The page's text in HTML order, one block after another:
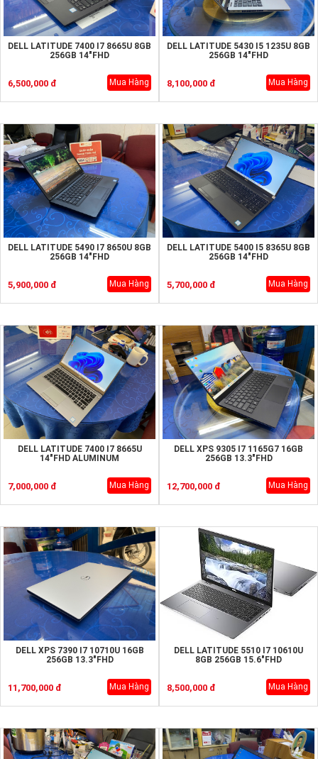
DELL LATITUDE 7400 I7 8665U 8GB
256GB 14"FHD
6,500,000 đ Mua Hàng
DELL LATITUDE 5430 I5 1235U 8GB
256GB 14"FHD
8,100,000 đ Mua Hàng
DELL LATITUDE 5490 I7 8650U 8GB
256GB 14"FHD
5,900,000 đ Mua Hàng
DELL LATITUDE 5400 I5 8365U 8GB
256GB 14"FHD
5,700,000 đ Mua Hàng
DELL LATITUDE 7400 I7 8665U
14"FHD ALUMINUM
7,000,000 đ Mua Hàng
DELL XPS 9305 I7 1165G7 16GB
256GB 13.3"FHD
12,700,000 đ Mua Hàng
DELL XPS 7390 I7 10710U 16GB
256GB 13.3"FHD
11,700,000 đ Mua Hàng
DELL LATITUDE 5510 I7 10610U
8GB 256GB 15.6"FHD
8,500,000 đ Mua Hàng